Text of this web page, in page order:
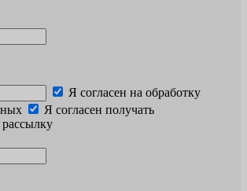
Я согласен на обработку
Я согласен получать